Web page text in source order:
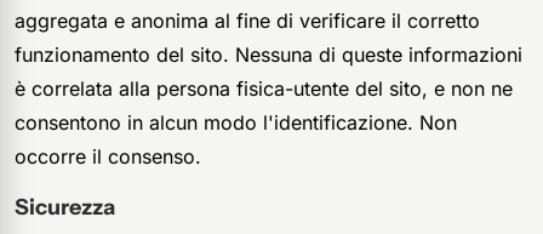
aggregata e anonima al fine di verificare il corretto
funzionamento del sito. Nessuna di queste informazioni
è correlata alla persona fisica-utente del sito, e non ne
consentono in alcun modo l'identificazione. Non
occorre il consenso.
Sicurezza